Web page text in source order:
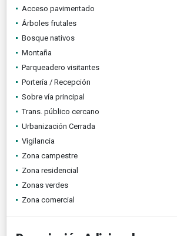
Acceso pavimentado
Árboles frutales
Bosque nativos
Montaña
Parqueadero visitantes
Portería / Recepción
Sobre vía principal
Trans. público cercano
Urbanización Cerrada
Vigilancia
Zona campestre
Zona residencial
Zonas verdes
Zona comercial